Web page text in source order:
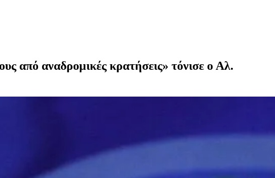
από αναδρομικές κρατήσεις» τόνισε ο Αλ.